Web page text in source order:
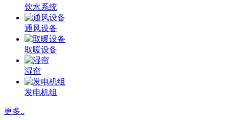
饮水系统
通风设备
取暖设备
湿帘
发电机组
更多..